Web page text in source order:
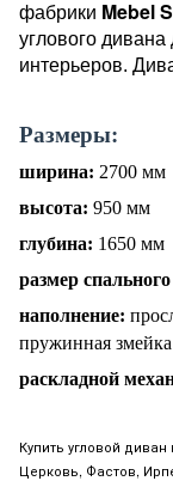
фабрики Mebel
углового
интерьеров.
Размеры:
ширина: 2700 мм
высота: 950 мм
глубина: 1650 мм
размер
наполнение:
пружинная змейка
раскладной
Купить угловой
Церковь, Фастов,